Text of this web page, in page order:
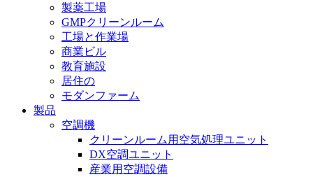
製薬工場
GMPクリーンルーム
工場と作業場
商業ビル
教育施設
居住の
モダンファーム
製品
空調機
クリーンルーム用空気処理ユニット
DX空調ユニット
産業用空調設備